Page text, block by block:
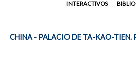
INTERACTIVOS
CHINA - PALACIO DE TA-KAO-TIEN.